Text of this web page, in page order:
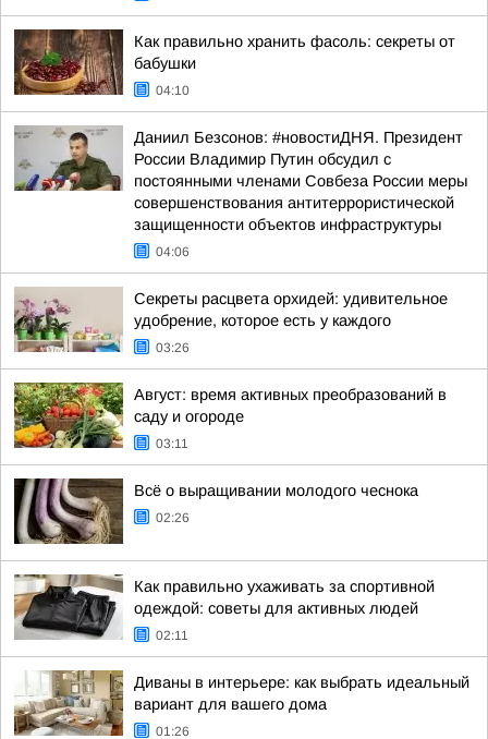
Как правильно хранить фасоль: секреты от
бабушки
04:10
Даниил Безсонов: #новостиДНЯ. Президент
России Владимир Путин обсудил с
постоянными членами Совбеза России меры
совершенствования антитеррористической
защищенности объектов инфраструктуры
04:06
Секреты расцвета орхидей: удивительное
удобрение, которое есть у каждого
03:26
Август: время активных преобразований в
саду и огороде
03:11
Всё о выращивании молодого чеснока
02:26
Как правильно ухаживать за спортивной
одеждой: советы для активных людей
02:11
Диваны в интерьере: как выбрать идеальный
вариант для вашего дома
01:26